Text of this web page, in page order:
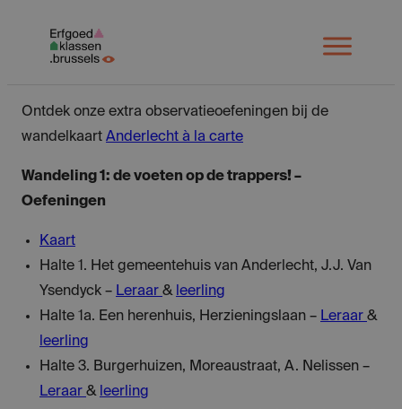
Open
menu
Ontdek onze extra observatieoefeningen bij de
wandelkaart Anderlecht à la carte
Wandeling 1: de voeten op de trappers! –
Oefeningen
Kaart
Halte 1. Het gemeentehuis van Anderlecht, J.J. Van
Ysendyck – Leraar & leerling
Halte 1a. Een herenhuis, Herzieningslaan – Leraar &
leerling
Halte 3. Burgerhuizen, Moreaustraat, A. Nelissen –
Leraar & leerling